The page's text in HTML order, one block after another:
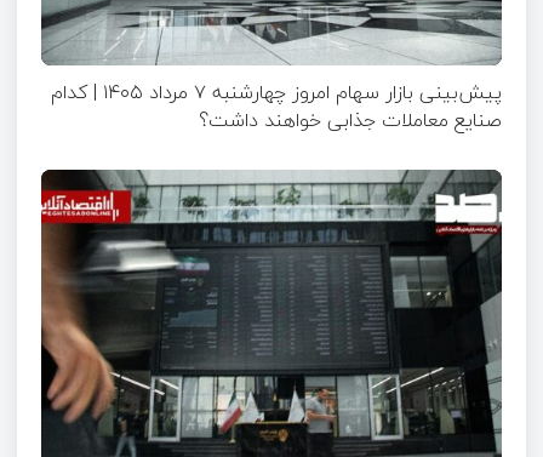
پیش‌بینی بازار سهام امروز چهارشنبه ۷ مرداد ۱۴۰۵ | کدام
صنایع معاملات جذابی خواهند داشت؟